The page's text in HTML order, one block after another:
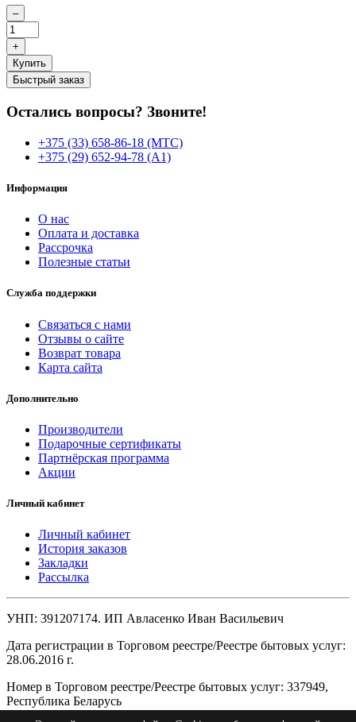
–
+
Купить
Быстрый заказ
Остались вопросы? Звоните!
+375 (33) 658-86-18 (МТС)
+375 (29) 652-94-78 (A1)
Информация
О нас
Оплата и доставка
Рассрочка
Полезные статьи
Служба поддержки
Связаться с нами
Отзывы о сайте
Возврат товара
Карта сайта
Дополнительно
Производители
Подарочные сертификаты
Партнёрская программа
Акции
Личный кабинет
Личный кабинет
История заказов
Закладки
Рассылка
УНП: 391207174. ИП Авласенко Иван Васильевич
Дата регистрации в Торговом реестре/Реестре бытовых услуг:
28.06.2016 г.
Номер в Торговом реестре/Реестре бытовых услуг: 337949,
Республика Беларусь